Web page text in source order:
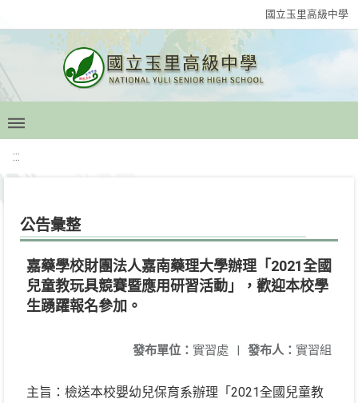
國立玉里高級中學
:::
公告彙整
嘉藥學校財團法人嘉南藥理大學辦理「2021全國
兒童教玩具競賽暨應用研習活動」，歡迎本校學
生踴躍報名參加。
發布人： 實習組
發布單位： 實習處 |
主旨：檢送本校嬰幼兒保育系辦理「2021全國兒童教